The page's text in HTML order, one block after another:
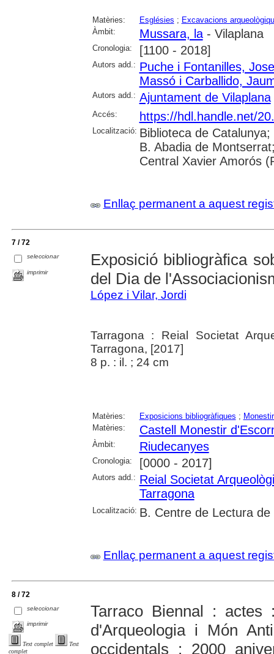
Matèries: Esglésies ; Excavacions
Àmbit:
Mussara, la- Vilaplana
Cronologia: [1100 - 2018]
Autors add.: Puche i Fontanilles,
Massó i Carballido,
Autors add.: Ajuntament de Vilaplana
Accés: https://hdl.handle.net/
Localització: Biblioteca de
B. Abadia de
Central Xavier Amorós
Enllaç permanent a aquest
7 / 72
seleccionar
imprimir
Exposició bibliogràfica
del Dia de
López i Vilar, Jordi
Tarragona : Reial Societat
Tarragona, [2017]
8 p. : il. ; 24 cm
Matèries: Exposicions bibliogràfiques ;
Matèries:
Castell Monestir
Àmbit: Riudecanyes
Cronologia: [0000 - 2017]
Autors add.: Reial Societat
Tarragona
Localització: B. Centre de Lectura
Enllaç permanent a aquest
8 / 72
seleccionar
imprimir
Text complet
Text
complet
Tarraco Biennal : actes
d'Arqueologia i Món
occidentals : 2000